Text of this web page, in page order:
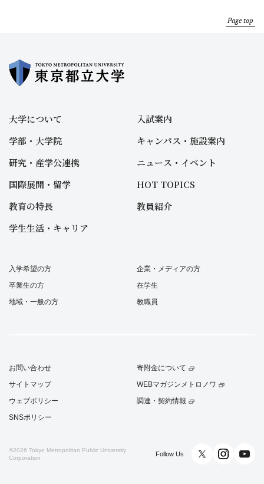
Page top
大学について
学部・大学院
研究・産学公連携
国際展開・留学
教育の特長
学生生活・キャリア
入試案内
キャンパス・施設案内
ニュース・イベント
HOT TOPICS
教員紹介
入学希望の方
卒業生の方
地域・一般の方
企業・メディアの方
在学生
教職員
お問い合わせ
サイトマップ
ウェブポリシー
SNSポリシー
寄附金について
WEBマガジンメトロノワ
調達・契約情報
©2026 Tokyo Metropolitan Public University
Corporation
Follow Us